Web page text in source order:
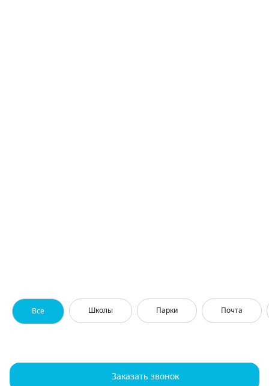
Все Школы Парки Почта
Заказать звонок